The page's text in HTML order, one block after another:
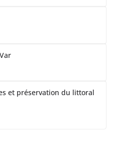
et préservation du littoral